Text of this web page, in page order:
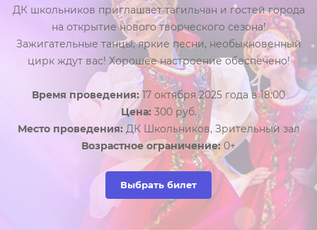
ДК школьников приглашает тагильчан и гостей города
на открытие нового творческого сезона!
Зажигательные танцы, яркие песни, необыкновенный
цирк ждут вас! Хорошее настроение обеспечено!
Время проведения:17 октября 2025 года в 18:00
Цена: 300 руб.
Место проведения: ДК Школьников, Зрительный зал
Возрастное ограничение: 0+
Выбрать билет